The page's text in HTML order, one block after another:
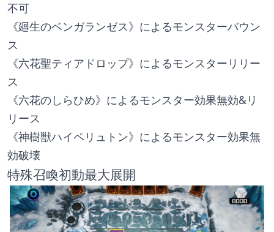
不可
《廻生のベンガランゼス》によるモンスターバウン
ス
《六花聖ティアドロップ》によるモンスターリリー
ス
《六花のしらひめ》によるモンスター効果無効&リ
リース
《神樹獣ハイペリュトン》によるモンスター効果無
効破壊
特殊召喚初動最大展開